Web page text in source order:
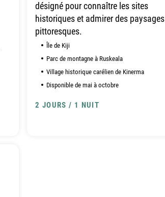
désigné pour connaître les sites
historiques et admirer des paysages
pittoresques.
Île de Kiji
Parc de montagne à Ruskeala
Village historique carélien de Kinerma
Disponible de mai à octobre
2 JOURS / 1 NUIT